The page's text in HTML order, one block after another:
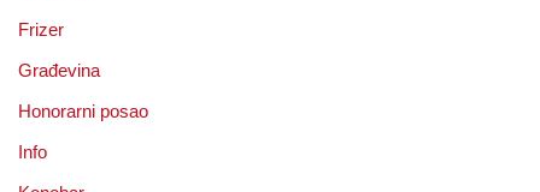
Frizer
Građevina
Honorarni posao
Info